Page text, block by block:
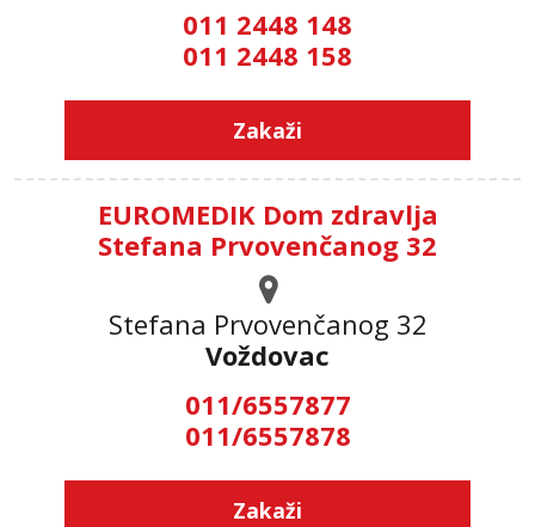
011 2448 148
011 2448 158
Zakaži
EUROMEDIK Dom zdravlja
Stefana Prvovenčanog 32
Stefana Prvovenčanog 32
Voždovac
011/6557877
011/6557878
Zakaži